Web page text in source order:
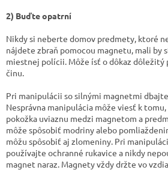
2) Buďte opatrní
Nikdy si neberte domov predmety, ktoré
nájdete zbraň pomocou magnetu, mali by
miestnej polícii. Môže ísť o dôkaz
činu.
Pri manipulácii so silnými magnetmi
Nesprávna manipulácia môže viesť k
pokožka uviaznu medzi magnetom a
môže spôsobiť modriny alebo
môžu spôsobiť aj zlomeniny. Pri
používajte ochranné rukavice a nikdy
magnet naraz. Magnety vždy držte vo